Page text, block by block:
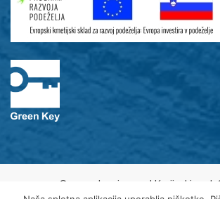
© 2021 Javni zavod Krajinski park